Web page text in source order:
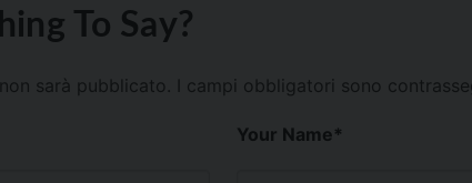
To Say?
sarà pubblicato. I campi obbligatori sono
Your Name*